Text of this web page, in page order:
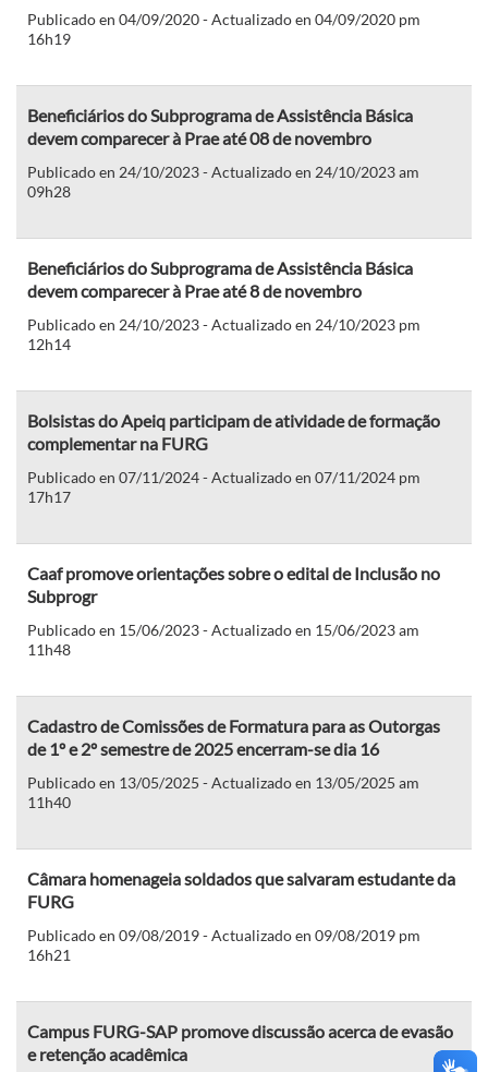
Publicado en 04/09/2020 - Actualizado en 04/09/2020 pm
16h19
Beneficiários do Subprograma de Assistência Básica
devem comparecer à Prae até 08 de novembro
Publicado en 24/10/2023 - Actualizado en 24/10/2023 am
09h28
Beneficiários do Subprograma de Assistência Básica
devem comparecer à Prae até 8 de novembro
Publicado en 24/10/2023 - Actualizado en 24/10/2023 pm
12h14
Bolsistas do Apeiq participam de atividade de formação
complementar na FURG
Publicado en 07/11/2024 - Actualizado en 07/11/2024 pm
17h17
Caaf promove orientações sobre o edital de Inclusão no
Subprogr
Publicado en 15/06/2023 - Actualizado en 15/06/2023 am
11h48
Cadastro de Comissões de Formatura para as Outorgas
de 1º e 2º semestre de 2025 encerram-se dia 16
Publicado en 13/05/2025 - Actualizado en 13/05/2025 am
11h40
Câmara homenageia soldados que salvaram estudante da
FURG
Publicado en 09/08/2019 - Actualizado en 09/08/2019 pm
16h21
Campus FURG-SAP promove discussão acerca de evasão
e retenção acadêmica